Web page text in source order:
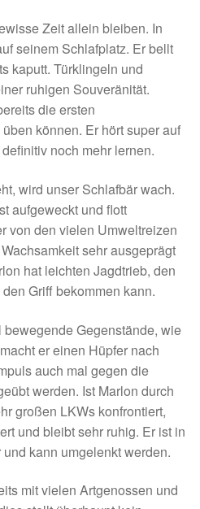
Adoption
Zeit allein bleiben. In
seinem Schlafplatz. Er bellt
kaputt. Türklingeln und
ruhigen Souveränität.
die ersten
können. Er hört super auf
noch mehr lernen.
wird unser Schlafbär wach.
aufgeweckt und flott
von den vielen Umweltreizen
sehr ausgeprägt
hat leichten Jagdtrieb, den
Griff bekommen kann.
Gegenstände, wie
er einen Hüpfer nach
auch mal gegen die
werden. Ist Marlon durch
großen LKWs konfrontiert,
und bleibt sehr ruhig. Er ist in
kann umgelenkt werden.
mit vielen Artgenossen und